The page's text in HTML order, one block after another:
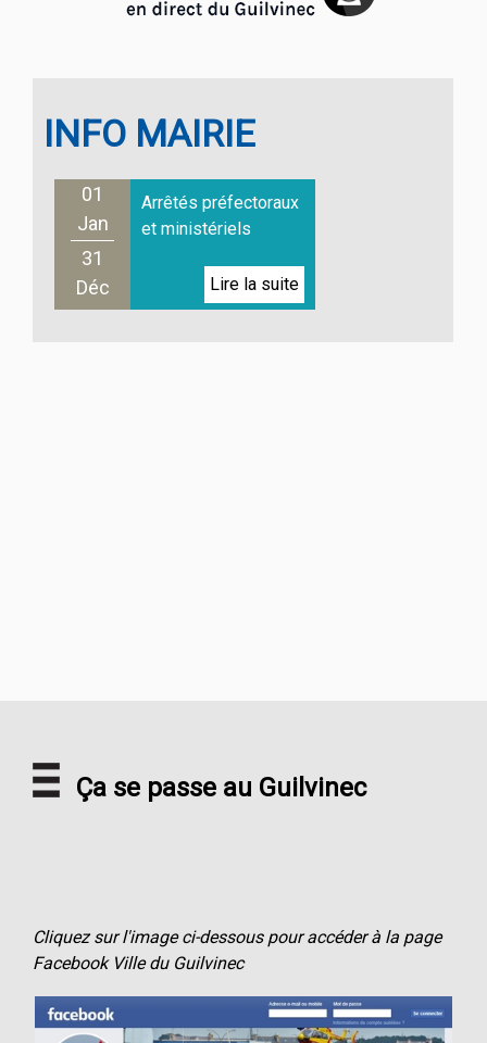
INFO MAIRIE
01
Jan
31
Déc
Arrêtés préfectoraux
et ministériels
Ça se passe au Guilvinec
Cliquez sur l'image ci-dessous pour accéder à la page
Facebook Ville du Guilvinec